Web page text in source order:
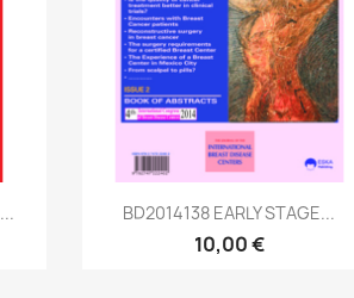
Aperçu rapide
BD2014138 EARLY STAGE...
10,00 €